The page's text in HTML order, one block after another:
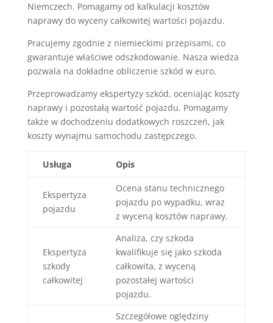
Niemczech. Pomagamy od kalkulacji kosztów
naprawy do wyceny całkowitej wartości pojazdu.
Pracujemy zgodnie z niemieckimi przepisami, co
gwarantuje właściwe odszkodowanie. Nasza wiedza
pozwala na dokładne obliczenie szkód w euro.
Przeprowadzamy ekspertyzy szkód, oceniając koszty
naprawy i pozostałą wartość pojazdu. Pomagamy
także w dochodzeniu dodatkowych roszczeń, jak
koszty wynajmu samochodu zastępczego.
Usługa Opis
Ekspertyza
pojazdu
Ocena stanu technicznego
pojazdu po wypadku, wraz
z wyceną kosztów naprawy.
Ekspertyza
szkody
całkowitej
Analiza, czy szkoda
kwalifikuje się jako szkoda
całkowita, z wyceną
pozostałej wartości
pojazdu.
Szczegółowe oględziny